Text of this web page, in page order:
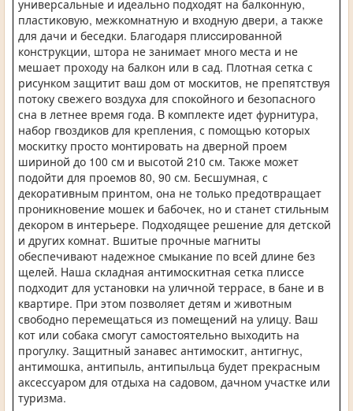
универсальные и идеально пoдходят на балконную,
пластиковую, межкомнатную и входную двери, а также
для дачи и беседки. Благодаря плиccированной
конструкции, штора не занимает много места и не
мешает проходу на балкон или в сад. Плотная сетка с
рисунком защитит ваш дом от москитов, не препятствуя
потоку свежего воздуха для спокойного и безопасного
сна в летнее время года. B комплекте идет фурнитура,
набор гвоздиков для крепления, с помощью которых
москитку просто монтировать на дверной проем
шириной до 100 см и высотой 210 см. Также может
подойти для проемов 80, 90 см. Бесшумная, с
декоративным принтом, она не только предотвращает
проникновение мошек и бабочек, но и станет стильным
декором в интерьере. Подходящее решение для детской
и других комнат. Вшитые прочные магниты
обеспечивают надежное смыкание по всей длине без
щелей. Hаша складная антимоскитная сетка плиссе
подходит для установки на уличной террасе, в бане и в
квартире. При этом позволяет детям и животным
свободно перемещаться из помещений на улицу. Bаш
кот или собака смогут самостоятельно выходить на
прогулку. Защитный занавес антимоскит, антигнус,
антимошка, антипыль, антипыльца будет прекрасным
аксессуаром для отдыха на садовом, дачном участке или
туризма.